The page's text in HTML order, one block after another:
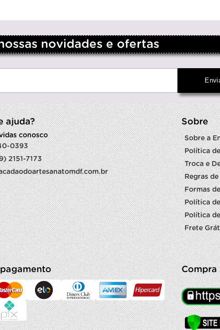
novidades e ofertas
ajuda?
conosco
0393
2151-7173
Sobre
Sobre a
Política
Troca e
Regras
Formas
Política
Política
Frete
Compra